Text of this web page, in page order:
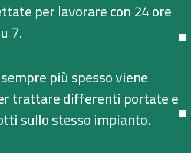
per lavorare con 24 ore
7.
più spesso viene
trattare differenti portate e
sullo stesso impianto.